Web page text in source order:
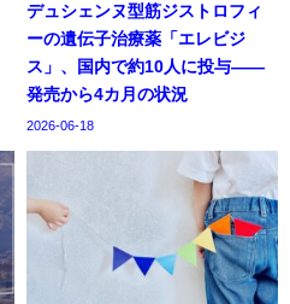
デュシェンヌ型筋ジストロフィ
ーの遺伝子治療薬「エレビジ
ス」、国内で約10人に投与——
発売から4カ月の状況
2026-06-18